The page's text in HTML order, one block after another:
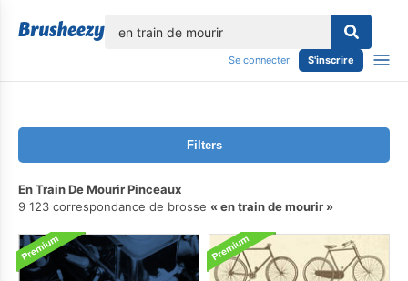
Se connecter S'inscrire
Filters
En Train De Mourir Pinceaux
9 123 correspondance de brosse
en train de mourir